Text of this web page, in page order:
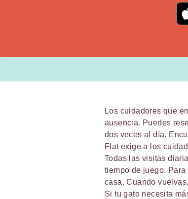
Los cuidadores que
ausencia. Puedes
dos veces al día.
Flat exige a los
Todas las visitas
tiempo de juego.
casa. Cuando
Si tu gato necesita